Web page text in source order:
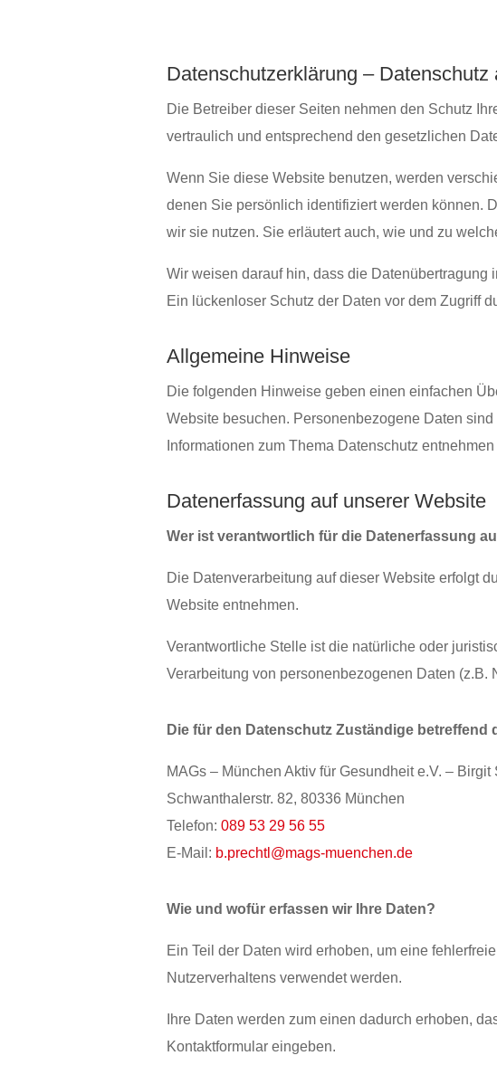
Datenschutzerklärung – Datenschutz
Die Betreiber dieser Seiten nehmen den Schutz
vertraulich und entsprechend den gesetzlichen
Wenn Sie diese Website benutzen, werden
denen Sie persönlich identifiziert werden können.
wir sie nutzen. Sie erläutert auch, wie und zu
Wir weisen darauf hin, dass die
Ein lückenloser Schutz der Daten vor dem Zugriff
Allgemeine Hinweise
Die folgenden Hinweise geben einen einfachen
Website besuchen. Personenbezogene Daten
Informationen zum Thema Datenschutz
Datenerfassung auf unserer Website
Wer ist verantwortlich für die Datenerfassung
Die Datenverarbeitung auf dieser Website erfolgt
Website entnehmen.
Verantwortliche Stelle ist die natürliche oder
Verarbeitung von personenbezogenen Daten (z.B.
Die für den Datenschutz Zuständige
MAGs – München Aktiv für Gesundheit e.V. – Birgit
Schwanthalerstr. 82, 80336 München
Telefon:089 53 29 56 55
E-Mail: b.prechtl@mags-muenchen.de
Wie und wofür erfassen wir Ihre Daten?
Ein Teil der Daten wird erhoben, um eine
Nutzerverhaltens verwendet werden.
Ihre Daten werden zum einen dadurch erhoben,
Kontaktformular eingeben.